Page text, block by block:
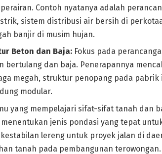
Contoh nyatanya adalah
sistem distribusi air bersih di
banjir di musim hujan.
Beton dan Baja:Fokus pada
bertulang dan baja. Penerapannya
megah, struktur penopang pada
modular.
yang mempelajari sifat-sifat tanah dan
jenis pondasi yang tepat
kestabilan lereng untuk proyek jalan di
tanah pada pembangunan terowongan.